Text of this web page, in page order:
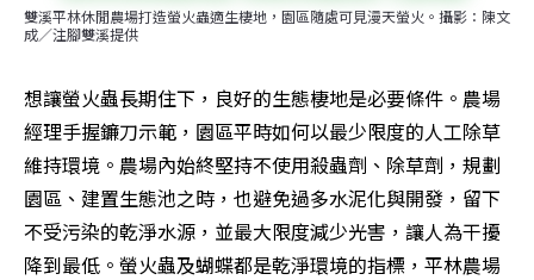
雙溪平林休閒農場打造螢火蟲適生棲地，園區隨處可見漫天螢火。攝影：陳文
成／注腳雙溪提供
想讓螢火蟲長期住下，良好的生態棲地是必要條件。農場
經理手握鐮刀示範，園區平時如何以最少限度的人工除草
維持環境。農場內始終堅持不使用殺蟲劑、除草劑，規劃
園區、建置生態池之時，也避免過多水泥化與開發，留下
不受污染的乾淨水源，並最大限度減少光害，讓人為干擾
降到最低。螢火蟲及蝴蝶都是乾淨環境的指標，平林農場